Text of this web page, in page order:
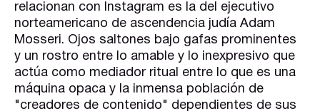
relacionan con Instagram es la del ejecutivo
norteamericano de ascendencia judía Adam
Mosseri. Ojos saltones bajo gafas prominentes
y un rostro entre lo amable y lo inexpresivo que
actúa como mediador ritual entre lo que es una
máquina opaca y la inmensa población de
"creadores de contenido" dependientes de sus